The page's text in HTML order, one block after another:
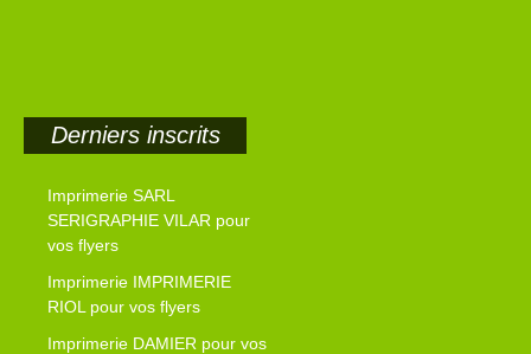
Derniers inscrits
Imprimerie SARL
SERIGRAPHIE VILAR pour
vos flyers
Imprimerie IMPRIMERIE
RIOL pour vos flyers
Imprimerie DAMIER pour vos